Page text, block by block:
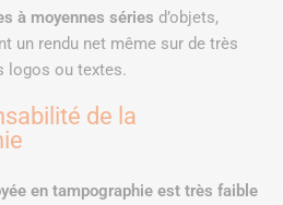
à moyennes séries d’objets,
un rendu net même sur de très
logos ou textes.
de la
en tampographie est très faible